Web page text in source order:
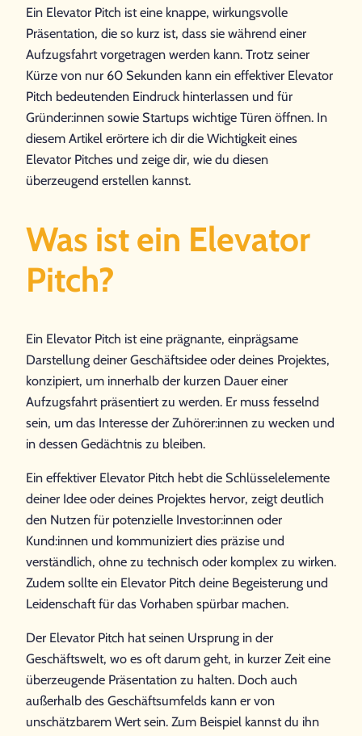
Ein Elevator Pitch ist eine knappe, wirkungsvolle
Präsentation, die so kurz ist, dass sie während einer
Aufzugsfahrt vorgetragen werden kann. Trotz seiner
Kürze von nur 60 Sekunden kann ein effektiver Elevator
Pitch bedeutenden Eindruck hinterlassen und für
Gründer:innen sowie Startups wichtige Türen öffnen. In
diesem Artikel erörtere ich dir die Wichtigkeit eines
Elevator Pitches und zeige dir, wie du diesen
überzeugend erstellen kannst.
Was ist ein Elevator
Pitch?
Ein Elevator Pitch ist eine prägnante, einprägsame
Darstellung deiner Geschäftsidee oder deines Projektes,
konzipiert, um innerhalb der kurzen Dauer einer
Aufzugsfahrt präsentiert zu werden. Er muss fesselnd
sein, um das Interesse der Zuhörer:innen zu wecken und
in dessen Gedächtnis zu bleiben.
Ein effektiver Elevator Pitch hebt die Schlüsselelemente
deiner Idee oder deines Projektes hervor, zeigt deutlich
den Nutzen für potenzielle Investor:innen oder
Kund:innen und kommuniziert dies präzise und
verständlich, ohne zu technisch oder komplex zu wirken.
Zudem sollte ein Elevator Pitch deine Begeisterung und
Leidenschaft für das Vorhaben spürbar machen.
Der Elevator Pitch hat seinen Ursprung in der
Geschäftswelt, wo es oft darum geht, in kurzer Zeit eine
überzeugende Präsentation zu halten. Doch auch
außerhalb des Geschäftsumfelds kann er von
unschätzbarem Wert sein. Zum Beispiel kannst du ihn